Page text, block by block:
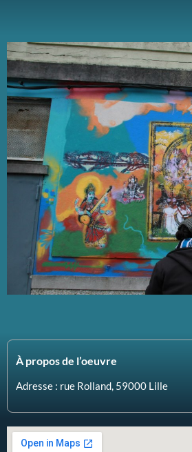
À propos de l’oeuvre
Adresse : rue Rolland, 59000 Lille